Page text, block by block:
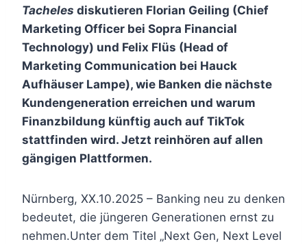
Tacheles diskutieren Florian Geiling (Chief
Marketing Officer bei Sopra Financial
Technology) und Felix Flüs (Head of
Marketing Communication bei Hauck
Aufhäuser Lampe), wie Banken die nächste
Kundengeneration erreichen und warum
Finanzbildung künftig auch auf TikTok
stattfinden wird. Jetzt reinhören auf allen
gängigen Plattformen.
Nürnberg, XX.10.2025 – Banking neu zu denken
bedeutet, die jüngeren Generationen ernst zu
nehmen.Unter dem Titel „Next Gen, Next Level